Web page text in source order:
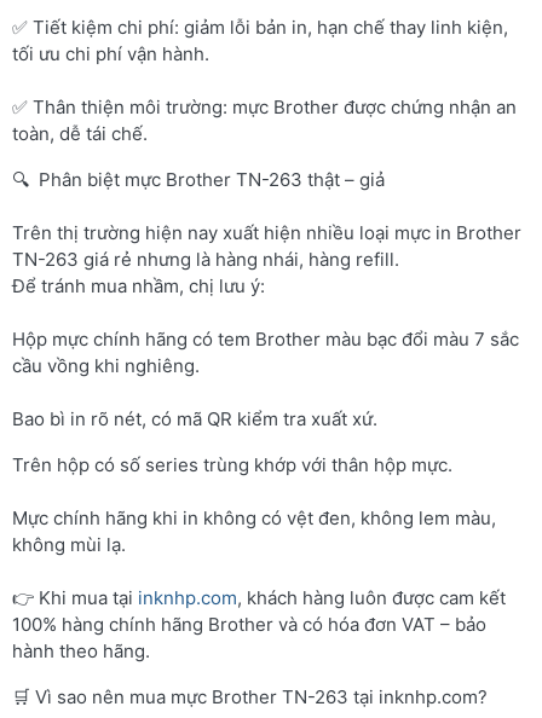
✅ Tiết kiệm chi phí: giảm lỗi bản in, hạn chế thay linh kiện,
tối ưu chi phí vận hành.
✅ Thân thiện môi trường: mực Brother được chứng nhận an
toàn, dễ tái chế.
🔍 Phân biệt mực Brother TN-263 thật – giả
Trên thị trường hiện nay xuất hiện nhiều loại mực in Brother
TN-263 giá rẻ nhưng là hàng nhái, hàng refill.
Để tránh mua nhầm, chị lưu ý:
Hộp mực chính hãng có tem Brother màu bạc đổi màu 7 sắc
cầu vồng khi nghiêng.
Bao bì in rõ nét, có mã QR kiểm tra xuất xứ.
Trên hộp có số series trùng khớp với thân hộp mực.
Mực chính hãng khi in không có vệt đen, không lem màu,
không mùi lạ.
👉 Khi mua tại inknhp.com, khách hàng luôn được cam kết
100% hàng chính hãng Brother và có hóa đơn VAT – bảo
hành theo hãng.
🛒 Vì sao nên mua mực Brother TN-263 tại inknhp.com?